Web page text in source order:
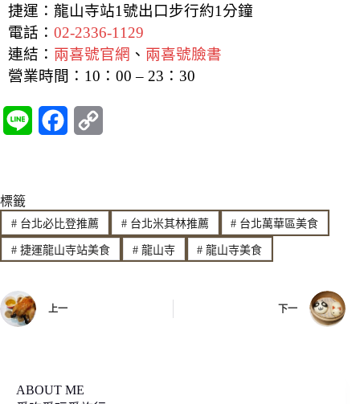
捷運：龍山寺站1號出口步行約1分鐘
電話： 02-2336-1129
連結： 兩喜號官網 、 兩喜號臉書
營業時間：10：00 – 23：30
e e
b
o
y
L
i
標籤
#台北必比登推薦 #台北米其林推薦 # 台北萬華區美食
#捷運龍山寺站美食 #龍山寺 # 龍山寺美食
上一 下一
ABOUT ME